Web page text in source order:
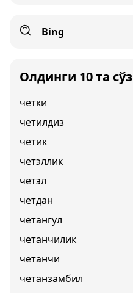
Bing
Олдинги 10 та сўз
четки
четилдиз
четик
четэллик
четэл
четдан
четангул
четанчилик
четанчи
четанзамбил